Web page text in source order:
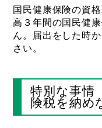
国民健康保険の資
高３年間の国民健
ん。届出をした時
さい。
特別な事情
険税を納め